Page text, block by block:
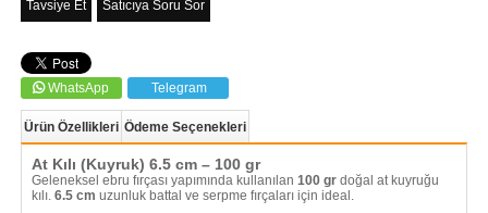
Tavsiye Et Satıcıya Soru Sor
WhatsApp Telegram
Ürün Özellikleri Ödeme Seçenekleri
At Kılı (Kuyruk) 6.5 cm – 100 gr
Geleneksel ebru fırçası yapımında kullanılan 100 grdoğal at kuyruğu
kılı. 6.5 cm uzunluk battal ve serpme fırçaları için ideal.